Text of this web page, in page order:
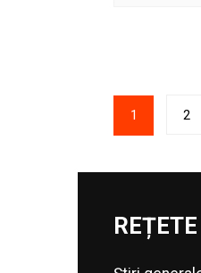
articole
1 2